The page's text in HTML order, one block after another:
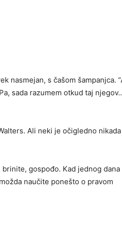
nasmejan, s čašom šampanjca.
sada razumem otkud taj
Ali neki je očigledno nikada
gospođo. Kad jednog dana
naučite ponešto o pravom